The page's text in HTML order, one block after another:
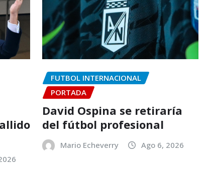
FUTBOL INTERNACIONAL
PORTADA
David Ospina se retiraría
del fútbol profesional
Mario Echeverry Ago 6, 2026